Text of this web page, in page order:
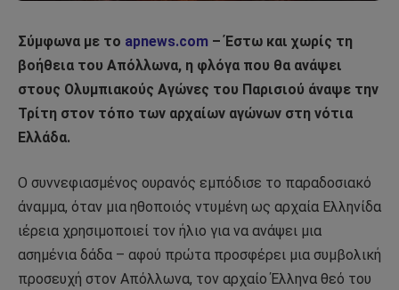
Σύμφωνα με το apnews.com – Έστω και χωρίς τη
βοήθεια του Απόλλωνα, η φλόγα που θα ανάψει
στους Ολυμπιακούς Αγώνες του Παρισιού άναψε την
Τρίτη στον τόπο των αρχαίων αγώνων στη νότια
Ελλάδα.
Ο συννεφιασμένος ουρανός εμπόδισε το παραδοσιακό
άναμμα, όταν μια ηθοποιός ντυμένη ως αρχαία Ελληνίδα
ιέρεια χρησιμοποιεί τον ήλιο για να ανάψει μια
ασημένια δάδα – αφού πρώτα προσφέρει μια συμβολική
προσευχή στον Απόλλωνα, τον αρχαίο Έλληνα θεό του